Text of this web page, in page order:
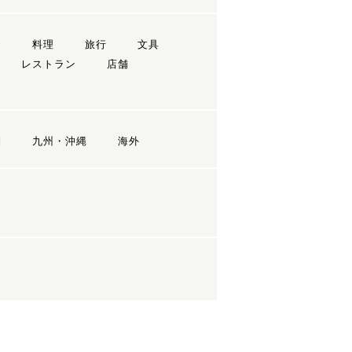
料理 旅行
文具
レストラン
店舗
九州・沖縄 海外